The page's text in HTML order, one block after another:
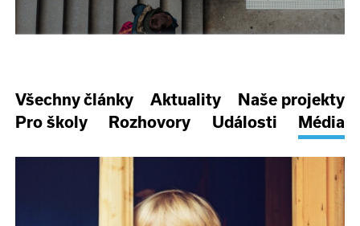
Všechny články Aktuality
Naše projekty
Pro školy
Rozhovory Události Média